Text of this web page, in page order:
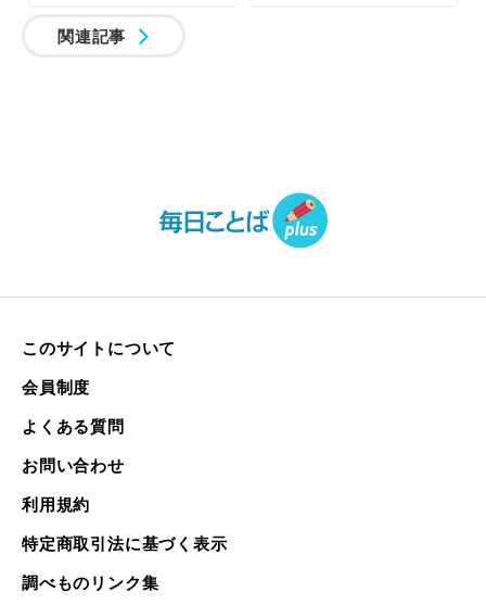
関連記事
このサイトについて
会員制度
よくある質問
お問い合わせ
利用規約
特定商取引法に基づく表示
調べものリンク集